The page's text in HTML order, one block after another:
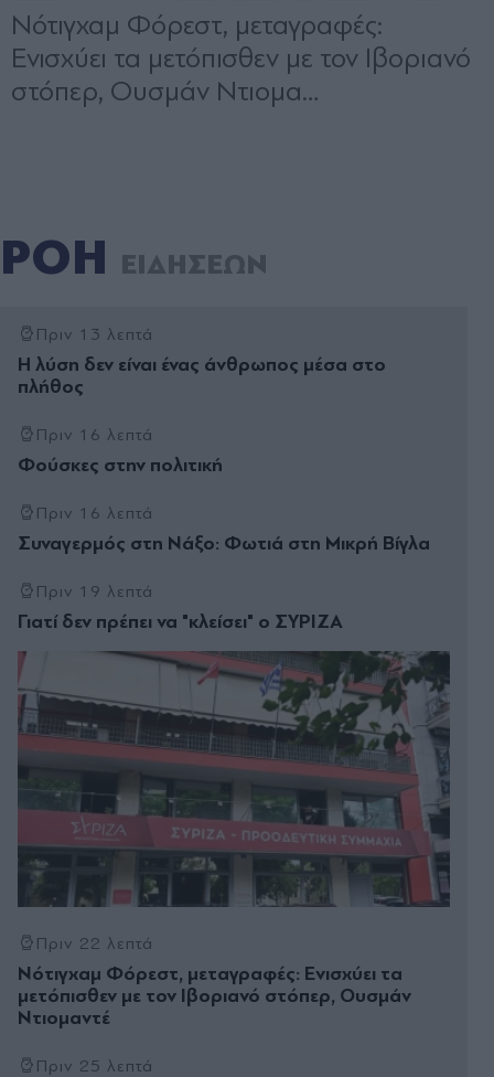
ΡΟΗ ΕΙΔΗΣΕΩΝ
Πριν 13 λεπτά
Η λύση δεν είναι ένας άνθρωπος µέσα στο
πλήθος
Πριν 16 λεπτά
Φούσκες στην πολιτική
Πριν 16 λεπτά
Συναγερμός στη Νάξο: Φωτιά στη Μικρή Βίγλα
Πριν 19 λεπτά
Γιατί δεν πρέπει να "κλείσει" ο ΣΥΡΙΖΑ
Πριν 22 λεπτά
Νότιγχαμ Φόρεστ, μεταγραφές: Ενισχύει τα
μετόπισθεν με τον Ιβοριανό στόπερ, Ουσμάν
Ντιομαντέ
Πριν 25 λεπτά